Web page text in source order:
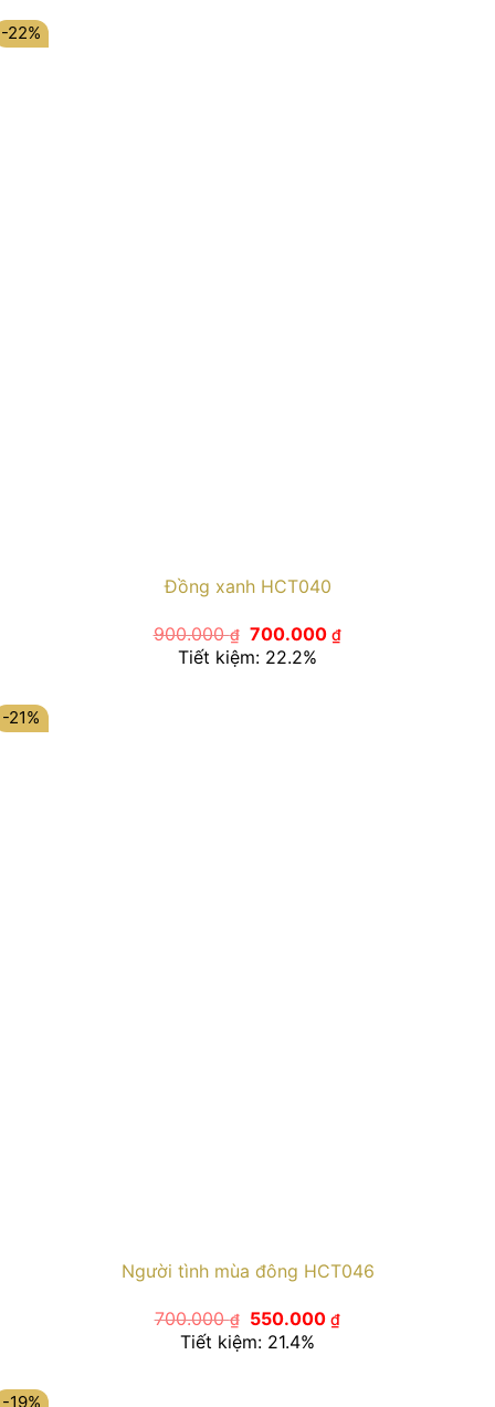
-22%
Đồng xanh HCT040
900.000₫ Giá
gốc
là:
700.000₫Giá
Tiết kiệm: 22.2%
-21%
Người tình mùa đông HCT046
700.000₫
Giá
gốc
là:
550.000₫Giá
Tiết kiệm: 21.4%
-19%